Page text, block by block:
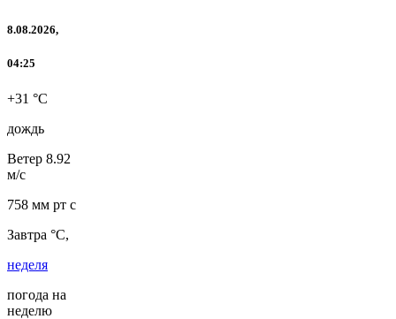
8.08.2026,
04:25
+31 °C
дождь
Ветер 8.92
м/с
758 мм рт с
Завтра °C,
неделя
погода на
неделю